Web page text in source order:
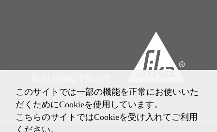
このサイトでは一部の機能を正常にお使いいた
だくためにCookieを使用しています。
こちらのサイトではCookieを受け入れてご利用
ください。